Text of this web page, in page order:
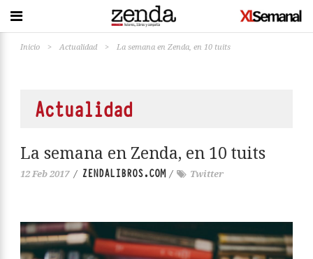
Inicio > Actualidad > La semana en Zenda, en 10 tuits
Actualidad
La semana en Zenda, en 10 tuits
12 Feb 2017 / ZENDALIBROS.COM/ Twitter